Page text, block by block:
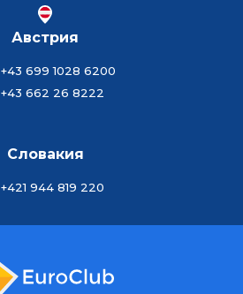
Австрия
+43 699 1028 6200
+43 662 26 8222
Словакия
+421 944 819 220